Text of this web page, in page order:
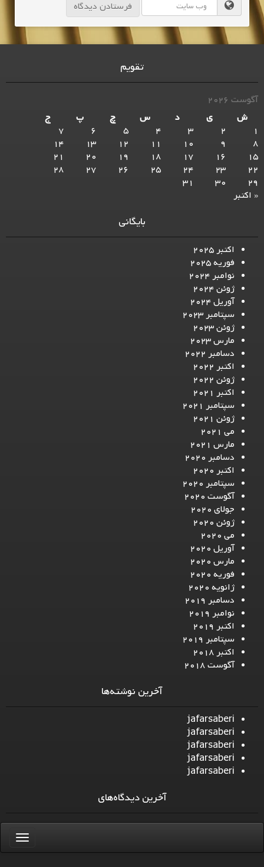
تقویم
آگوست 2026
ش
ی د س چ پ
ج
1
2
3
4
5
6
7
8
9
10
11
12
13
14
15
16
17
18
19
20
21
22
23
24
25
26
27
28
29
30
31
« اکتبر
بایگانی
اکتبر 2025
فوریه 2025
نوامبر 2024
ژوئن 2024
آوریل 2024
سپتامبر 2023
ژوئن 2023
مارس 2023
دسامبر 2022
اکتبر 2022
ژوئن 2022
اکتبر 2021
سپتامبر 2021
ژوئن 2021
می 2021
مارس 2021
دسامبر 2020
اکتبر 2020
سپتامبر 2020
آگوست 2020
جولای 2020
ژوئن 2020
می 2020
آوریل 2020
مارس 2020
فوریه 2020
ژانویه 2020
دسامبر 2019
نوامبر 2019
اکتبر 2019
سپتامبر 2019
اکتبر 2018
آگوست 2018
آخرین نوشته‌ها
jafarsaberi
jafarsaberi
jafarsaberi
jafarsaberi
jafarsaberi
آخرین دیدگاه‌های